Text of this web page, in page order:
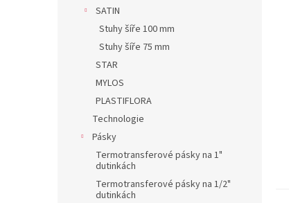
SATIN
Stuhy šíře 100 mm
Stuhy šíře 75 mm
STAR
MYLOS
PLASTIFLORA
Technologie
Pásky
Termotransferové pásky na 1"
dutinkách
Termotransferové pásky na 1/2"
dutinkách